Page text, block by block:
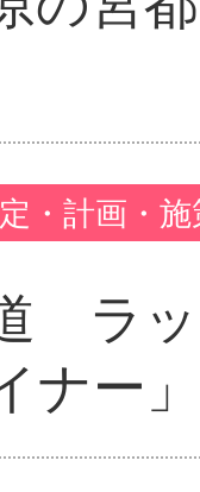
・計画・
ラ
ナー